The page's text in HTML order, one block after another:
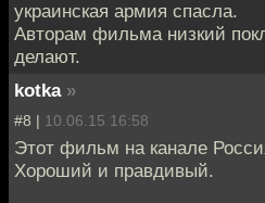
украинская армия спасла.
Авторам фильма низкий
делают.
kotka »
#8 | 10.06.15 16:58
Этот фильм на канале
Хороший и правдивый.